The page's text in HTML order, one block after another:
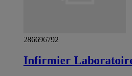
286696792
Infirmier